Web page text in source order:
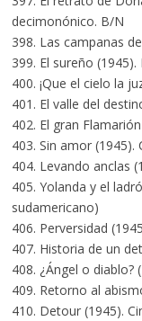
decimonónico. B/N
398. Las campanas
399. El sureño
400. ¡Que el cielo la
401. El valle del
402. El gran
403. Sin amor (1945).
404. Levando anclas
405. Yolanda y el
sudamericano)
406. Perversidad
407. Historia de un
408. ¿Ángel o diablo?
409. Retorno al
410. Detour (1945).